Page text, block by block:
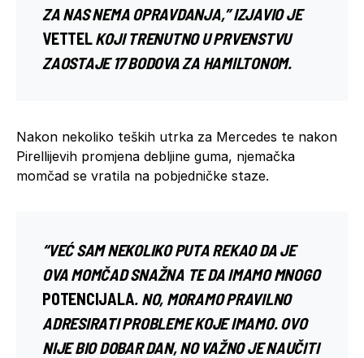
ZA NAS NEMA OPRAVDANJA,” IZJAVIO JE
VETTELKOJI TRENUTNO U PRVENSTVU
ZAOSTAJE 17 BODOVA ZA HAMILTONOM.
Nakon nekoliko teških utrka za Mercedes te nakon
Pirellijevih promjena debljine guma, njemačka
momčad se vratila na pobjedničke staze.
“VEĆ SAM NEKOLIKO PUTA REKAO DA JE
OVA MOMČAD SNAŽNA TE DA IMAMO MNOGO
POTENCIJALA. NO, MORAMO PRAVILNO
ADRESIRATI PROBLEME KOJE IMAMO. OVO
NIJE BIO DOBAR DAN, NO VAŽNO JE NAUČITI